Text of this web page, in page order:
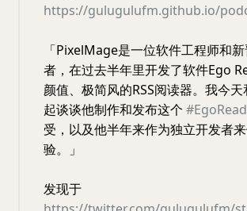
https://gulugulufm.github.io/
「PixelMage是一位软件工程师和
者，在过去半年里开发了软件Ego
颜值、极简风的RSS阅读器。我今
起谈谈他制作和发布这个
受，以及他半年来作为独立开发者
验。」
发现于